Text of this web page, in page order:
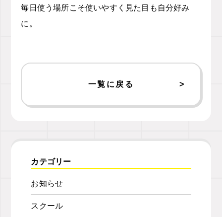
毎日使う場所こそ使いやすく見た目も自分好み
に。
一覧に戻る
カテゴリー
お知らせ
スクール